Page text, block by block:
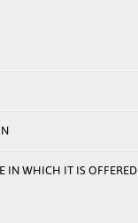
IN WHICH IT IS OFFERED